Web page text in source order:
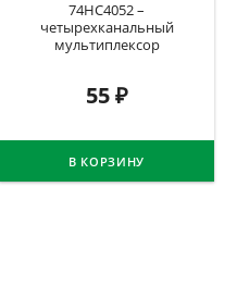
74HC4052 –
четырехканальный
мультиплексор
55₽
В КОРЗИНУ